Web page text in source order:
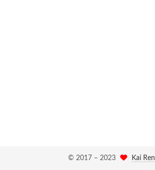
© 2017 – 2023 Kai Ren